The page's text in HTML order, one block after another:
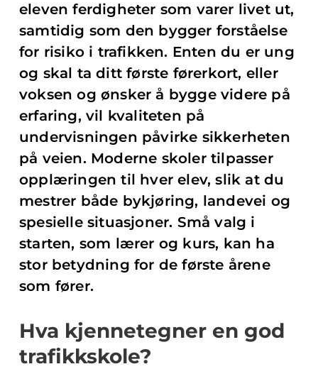
eleven ferdigheter som varer livet ut,
samtidig som den bygger forståelse
for risiko i trafikken. Enten du er ung
og skal ta ditt første førerkort, eller
voksen og ønsker å bygge videre på
erfaring, vil kvaliteten på
undervisningen påvirke sikkerheten
på veien. Moderne skoler tilpasser
opplæringen til hver elev, slik at du
mestrer både bykjøring, landevei og
spesielle situasjoner. Små valg i
starten, som lærer og kurs, kan ha
stor betydning for de første årene
som fører.
Hva kjennetegner en god
trafikkskole?